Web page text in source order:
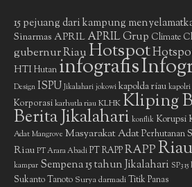
15 pejuang dari kampung
Sinarmas APRIL APRIL Grup Climate
gubernur RiauHotspot
HTIHutan infografis
Design ISPU Jikalahari jokowi kapolda riau kapolri
Korporasikarhutla riauKLHKKliping
Berita Jikalahari konflik Korupsi
Adat Mangrove Masyarakat AdatPerhutanan
Riau PT Arara Abadi PT RAPPRAPPRiau
kampar Sempena 15 tahun Jikalahari SP3
Sukanto Tanoto Surya darmadiTitik Panas